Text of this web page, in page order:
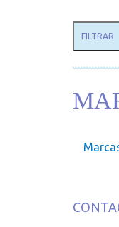
FILTRAR